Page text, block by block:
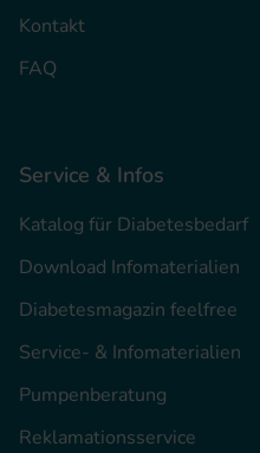
Kontakt
FAQ
Service & Infos
Katalog für Diabetesbedarf
Download Infomaterialien
Diabetesmagazin feelfree
Service- & Infomaterialien
Pumpenberatung
Reklamationsservice